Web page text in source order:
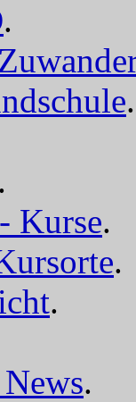
.
.
.
Kurse.
.
.
.